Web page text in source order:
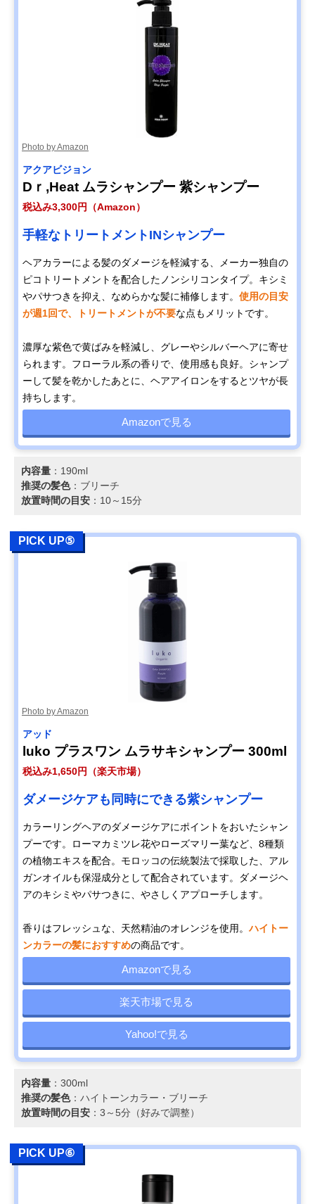
Photo by Amazon
アクアビジョン
Dｒ,Heat ムラシャンプー 紫シャンプー
税込み3,300円（Amazon）
手軽なトリートメントINシャンプー
ヘアカラーによる髪のダメージを軽減する、メーカー独自の
ピコトリートメントを配合したノンシリコンタイプ。キシミ
やパサつきを抑え、なめらかな髪に補修します。 使用の目安
が週1回で、トリートメントが不要な点もメリットです。
濃厚な紫色で黄ばみを軽減し、グレーやシルバーヘアに寄せ
られます。フローラル系の香りで、使用感も良好。シャンプ
ーして髪を乾かしたあとに、ヘアアイロンをするとツヤが長
持ちします。
Amazonで見る
内容量 ：190ml
推奨の髪色：ブリーチ
放置時間の目安 ：10～15分
PICK UP⑤
Photo by Amazon
アッド
luko プラスワン ムラサキシャンプー 300ml
税込み1,650円（楽天市場）
ダメージケアも同時にできる紫シャンプー
カラーリングヘアのダメージケアにポイントをおいたシャン
プーです。ローマカミツレ花やローズマリー葉など、8種類
の植物エキスを配合。モロッコの伝統製法で採取した、アル
ガンオイルも保湿成分として配合されています。ダメージヘ
アのキシミやパサつきに、やさしくアプローチします。
香りはフレッシュな、天然精油のオレンジを使用。ハイトー
ンカラーの髪におすすめの商品です。
Amazonで見る
楽天市場で見る
Yahoo!で見る
内容量 ：300ml
推奨の髪色：ハイトーンカラー・ブリーチ
放置時間の目安 ：3～5分（好みで調整）
PICK UP⑥